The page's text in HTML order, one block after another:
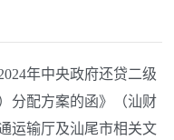
年中央政府还贷二级
分配方案的函》（汕财
运输厅及汕尾市相关文